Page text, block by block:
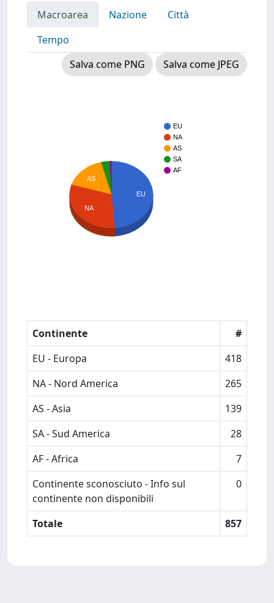
Macroarea Nazione
Città
Tempo
Salva come PNG
Salva come JPEG
EU
NA
AS
SA
AF
EU
AS
NA
Continente
#
EU - Europa
418
NA - Nord America
265
AS - Asia
139
SA - Sud America
28
AF - Africa
7
Continente sconosciuto - Info sul
continente non disponibili
0
Totale 857